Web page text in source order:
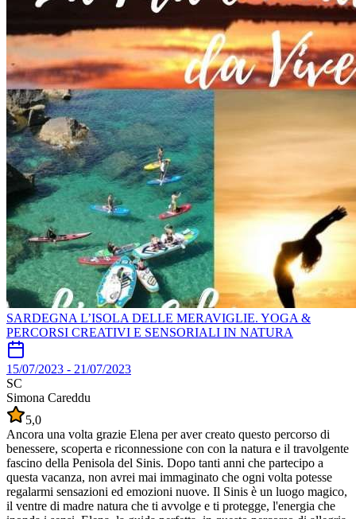
SARDEGNA L’ISOLA DELLE MERAVIGLIE. YOGA &
PERCORSI CREATIVI E SENSORIALI IN NATURA
15/07/2023 - 21/07/2023
SC
Simona Careddu
5,0
Ancora una volta grazie Elena per aver creato questo percorso di
benessere, scoperta e riconnessione con con la natura e il travolgente
fascino della Penisola del Sinis. Dopo tanti anni che partecipo a
questa vacanza, non avrei mai immaginato che ogni volta potesse
regalarmi sensazioni ed emozioni nuove. Il Sinis è un luogo magico,
il ventre di madre natura che ti avvolge e ti protegge, l'energia che